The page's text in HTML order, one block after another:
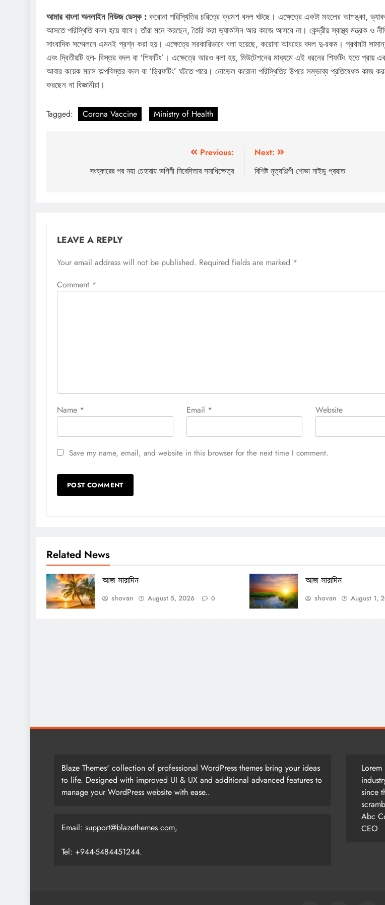
আমার বাংলা অনলাইন নিউজ ডেস্ক : করোনা পরিস্থিতির চরিত্রে ক্রমশ বদল ঘটছে। এক্ষেত্রে একটা মহলের আশঙ্কা,
আসতে পরিস্থিতি বদল হয়ে যাবে। তাঁরা মনে করছেন, তৈরি করা ভ্যাকসিন আর কাজে আসবে না। কেন্দ্রীয় স্বাস্থ্য মন্ত্রক ও
সাংবাদিক সম্মেলনে এমনই প্রশ্ন করা হয়। এক্ষেত্রে সরকারিভাবে বলা হয়েছে, করোনা আবহের বদল দু-রকম। প্রথমটা
এবং দ্বিতীয়টি হল- বিস্তর বদল বা ‘শিফটিং’। এক্ষেত্রে আরও বলা হয়, মিউটেশনের মাধ্যমে এই ধরনের শিফটিং হতে প্রায়
আবার কয়েক মাসে অল্পবিস্তর বদল বা ‘ড্রিফটিং’ ঘটতে পারে। নোভেল করোনা পরিস্থিতির উপরে সম্ভাব্য প্রতিষেধক কাজ
করছেন না বিজ্ঞানীরা।
Tagged: Corona Vaccine Ministry of Health
navigation
Previous:
সংষ্কারের পর নয়া চেহারায় ভগিনী নিবেদিতার সমাধিক্ষেত্র
Next:
বিশিষ্ট নৃত্যশিল্পী শোভা নাইডু প্রয়াত
LEAVE A REPLY
Your email address will not be published. Required fields are marked *
Comment *
Name * Email * Website
Save my name, email, and website in this browser for the next time I comment.
Related News
আজ সারাদিন
shovan August 5, 2026 0
আজ সারাদিন
shovan August 1,
Blaze Themes' collection of professional WordPress themes bring your ideas
to life. Designed with improved UI & UX and additional advanced features to
manage your WordPress website with ease..
Email: support@blazethemes.com,
Tel: +944-5484451244.
since
Abc
CEO